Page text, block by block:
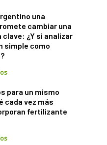
una
cambiar una
¿Y si analizar
simple como
para un mismo
cada vez más
fertilizante